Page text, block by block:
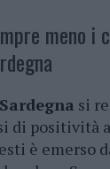
meno i
Sardegna si
di positività
è emerso